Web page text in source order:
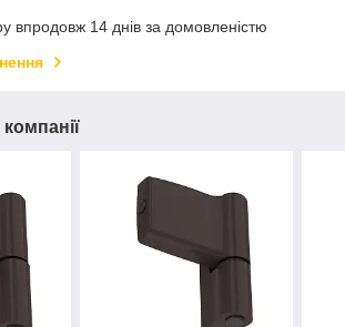
впродовж 14 днів за домовленістю